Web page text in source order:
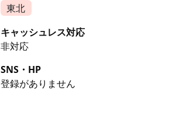
東北
キャッシュレス対応
非対応
SNS・HP
登録がありません